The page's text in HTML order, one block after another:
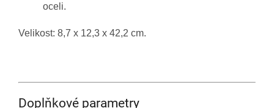
oceli.
Velikost: 8,7 x 12,3 x 42,2 cm.
Doplňkové parametry